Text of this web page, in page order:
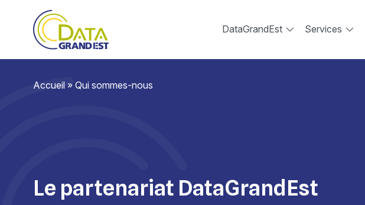
DataGrandEst Services
Accueil » Qui sommes-nous
Le partenariat DataGrandEst